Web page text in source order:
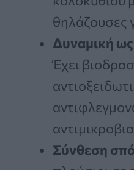
θηλάζουσες
Δυναμική
Έχει
Σύνθεση